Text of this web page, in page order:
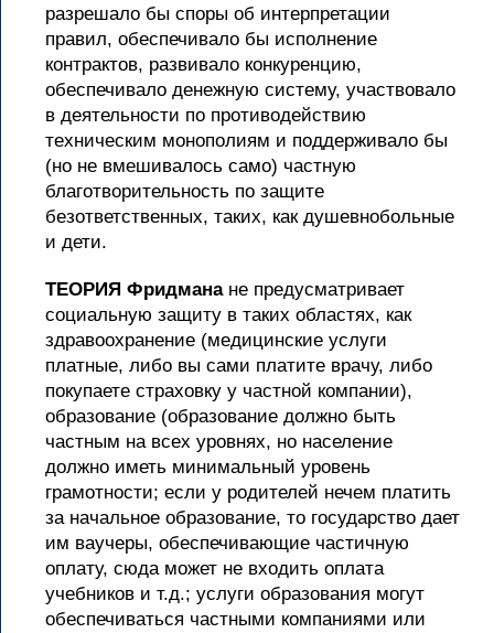
разрешало бы споры об интерпретации
правил, обеспечивало бы исполнение
контрактов, развивало конкуренцию,
обеспечивало денежную систему, участвовало
в деятельности по противодействию
техническим монополиям и поддерживало бы
(но не вмешивалось само) частную
благотворительность по защите
безответственных, таких, как душевнобольные
и дети.
ТЕОРИЯ Фридманане предусматривает
социальную защиту в таких областях, как
здравоохранение (медицинские услуги
платные, либо вы сами платите врачу, либо
покупаете страховку у частной компании),
образование (образование должно быть
частным на всех уровнях, но население
должно иметь минимальный уровень
грамотности; если у родителей нечем платить
за начальное образование, то государство дает
им ваучеры, обеспечивающие частичную
оплату, сюда может не входить оплата
учебников и т.д.; услуги образования могут
обеспечиваться частными компаниями или